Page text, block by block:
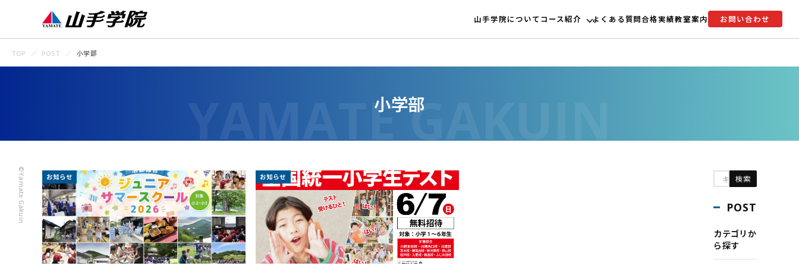
山手学院についてコース紹介 よくある質問合格実績教室案内 お問い合わせ
©Yamate Gakuin
TOP POST 小学部
小学部
お知らせ お知らせ
POST
カテゴリか
ら探す